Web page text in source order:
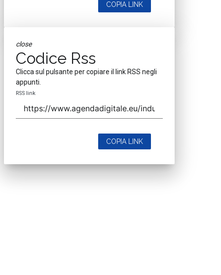
COPIA LINK
close
Codice Rss
Clicca sul pulsante per copiare il link RSS negli
appunti.
RSS link
COPIA LINK